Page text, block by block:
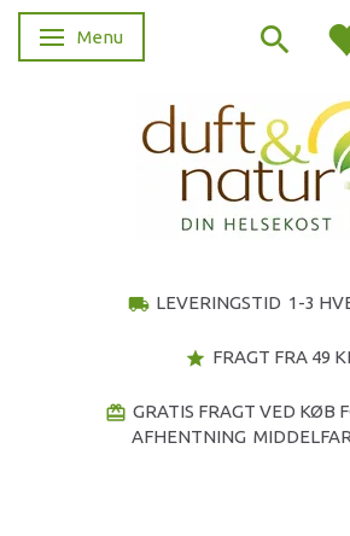
Skifte navigation
Menu
local_shipping LEVERINGSTID 1-3
star FRAGT FRA 49
redeem GRATIS FRAGT VED KØB
AFHENTNING